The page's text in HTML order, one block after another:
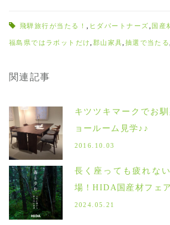
飛騨旅行が当たる！ ヒダパートナーズ 国産
福島県ではラボットだけ 郡山家具 抽選で当たる
関連記事
キツツキマークでお
ョールーム見学♪♪
2016.10.03
長く座っても疲れな
場！HIDA国産材フェ
2024.05.21